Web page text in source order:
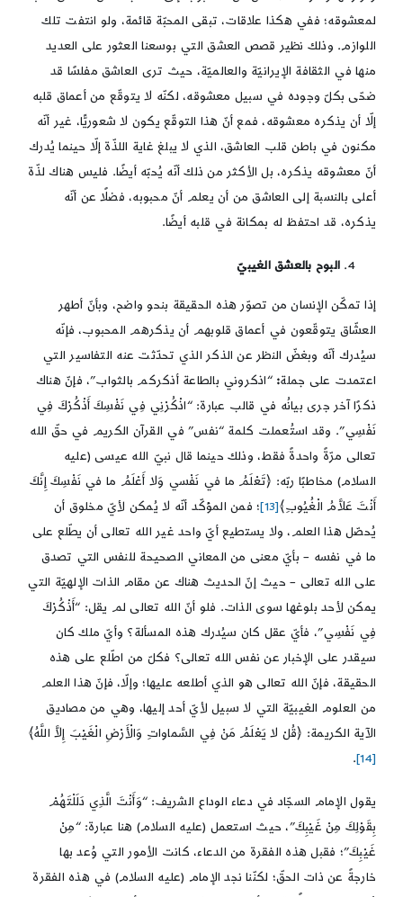
لمعشوقه؛ ففي هكذا علاقات، تبقى المحبّة قائمة، ولو انتفت تلك
اللوازم. وذلك نظير قصص العشق التي بوسعنا العثور على العديد
منها في الثقافة الإيرانيّة والعالميّة، حيث ترى العاشق مفلسًا قد
ضحّى بكلّ وجوده في سبيل معشوقه، لكنّه لا يتوقّع من أعماق قلبه
إلّا أن يذكره معشوقه، فمع أنّ هذا التوقّع يكون لا شعوريًّا، غير أنّه
مكنون في باطن قلب العاشق، الذي لا يبلغ غاية اللذّة إلّا حينما يُدرك
أنّ معشوقه يذكره، بل الأكثر من ذلك أنّه يُحبّه أيضًا. فليس هناك لذّة
أعلى بالنسبة إلى العاشق من أن يعلم أنّ محبوبه، فضلًا عن أنّه
يذكره، قد احتفظ له بمكانة في قلبه أيضًا.
البوح بالعشق الغيبيّ
إذا تمكّن الإنسان من تصوّر هذه الحقيقة بنحو واضح، وبأنّ أطهر
العشّاق يتوقّعون في أعماق قلوبهم أن يذكرهم المحبوب، فإنّه
سيُدرك أنّه وبغضّ النظر عن الذكر الذي تحدّثت عنه التفاسير التي
اعتمدت على جملة: “اذكروني بالطاعة أذكركم بالثواب”، فإنّ هناك
ذكرًا آخر جرى بيانُه في قالب عبارة: “اذْكُرْنِي فِي نَفْسِكَ أَذْكُرْكَ فِي
نَفْسِي”. وقد استُعملت كلمة “نفس” في القرآن الكريم في حقّ الله
تعالى مرّةً واحدةً فقط، وذلك حينما قال نبيّ الله عيسى (عليه
السلام) مخاطبًا ربّه: ﴿تَعْلَمُ ما في‏ نَفْسي‏ وَلا أَعْلَمُ ما في‏ نَفْسِكَ‏ إِنَّكَ
أَنْتَ عَلاَّمُ الْغُيُوبِ﴾[13]
؛ فمن المؤكّد أنّه لا يُمكن لأيّ مخلوق أن
يُحصّل هذا العلم، ولا يستطيع أيّ واحد غير الله تعالى أن يطّلع على
ما في نفسه – بأيّ معنى من المعاني الصحيحة للنفس التي تصدق
على الله تعالى – حيث إنّ الحديث هناك عن مقام الذات الإلهيّة التي
يمكن لأحد بلوغها سوى الذات. فلو أنّ الله تعالى لم يقل: “أَذْكُرْكَ
فِي نَفْسِي”، فأيّ عقل كان سيُدرك هذه المسألة؟ وأيّ ملك كان
سيقدر على الإخبار عن نفس الله تعالى؟ فكلّ من اطّلع على هذه
الحقيقة، فإنّ الله تعالى هو الذي أطلعه عليها؛ وإلّا، فإنّ هذا العلم
من العلوم الغيبيّة التي لا سبيل لأيّ أحد إليها، وهي من مصاديق
الآية الكريمة: ﴿قُلْ لا يَعْلَمُ مَنْ فِي السَّماواتِ وَالْأَرْضِ الْغَيْبَ‏ إِلاَّ اللَّهُ‏﴾
[14]
.
يقول الإمام السجّاد في دعاء الوداع الشريف: “وَأَنْتَ الَّذِي دَلَلْتَهُمْ
بِقَوْلِكَ مِنْ غَيْبِكَ”، حيث استعمل (عليه السلام) هنا عبارة: “مِنْ
غَيْبِكَ”؛ فقبل هذه الفقرة من الدعاء، كانت الأمور التي وُعد بها
خارجةً عن ذات الحقّ؛ لكنّنا نجد الإمام (عليه السلام) في هذه الفقرة